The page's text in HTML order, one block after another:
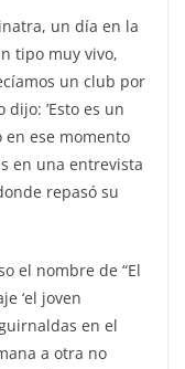
un día en la
tipo muy vivo,
un club por
’Esto es un
en ese momento
en una entrevista
repasó su
el nombre de “El
‘el joven
en el
a otra no